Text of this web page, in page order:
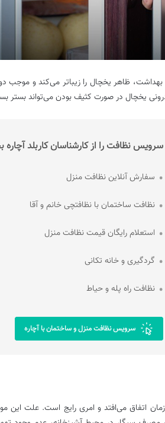
ظاهر یخچال را زیباتر می‌کند و موجب
یخچال در صورت کثیف بودن می‌تواند بستر
سرویس نظافت را از کارشناسان کاربلد آچاره
سفارش آنلاین نظافت منزل
نظافت ساختمان با نظافتچی خانم و آقا
استعلام رایگان قیمت نظافت منزل
گردگیری و خانه تکانی
نظافت راه پله و حیاط
سرویس نظافت منزل و ساختمان با آچاره
اتفاق می‌افتد و امری رایج است. علت این